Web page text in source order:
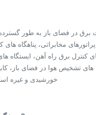
برق در فضای باز به طور
مخابراتی، پناهگاه
کنترل برق راه آهن، ایستگاه
های تشخیص هوا در فضای باز،
خورشیدی و غیره